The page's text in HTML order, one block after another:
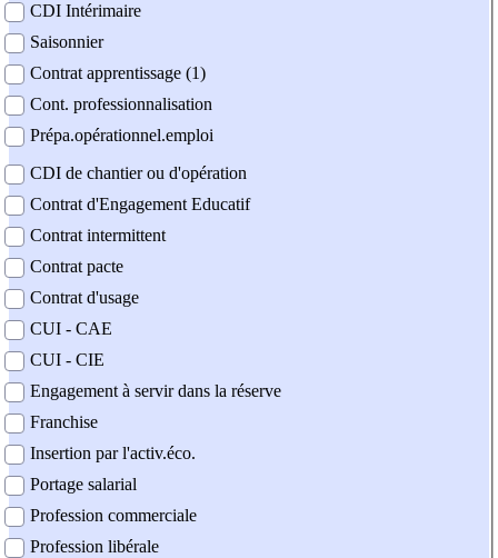
CDI Intérimaire
Saisonnier
Contrat apprentissage (1)
Cont. professionnalisation
Prépa.opérationnel.emploi
CDI de chantier ou d'opération
Contrat d'Engagement Educatif
Contrat intermittent
Contrat pacte
Contrat d'usage
CUI - CAE
CUI - CIE
Engagement à servir dans la réserve
Franchise
Insertion par l'activ.éco.
Portage salarial
Profession commerciale
Profession libérale